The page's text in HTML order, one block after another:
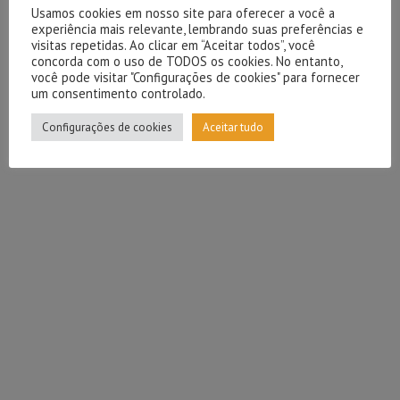
Usamos cookies em nosso site para oferecer a você a
experiência mais relevante, lembrando suas preferências e
visitas repetidas. Ao clicar em “Aceitar todos”, você
concorda com o uso de TODOS os cookies. No entanto,
você pode visitar "Configurações de cookies" para fornecer
um consentimento controlado.
Configurações de cookies Aceitar tudo